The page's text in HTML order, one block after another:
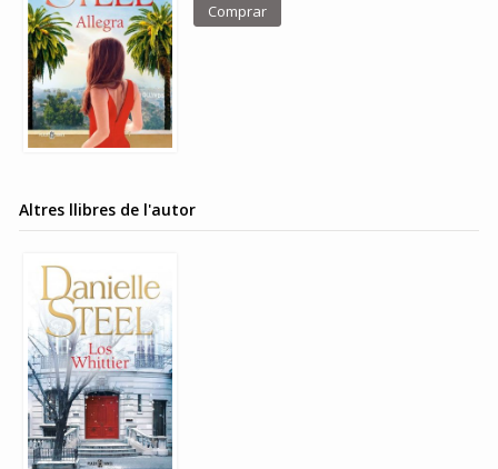
Comprar
Altres llibres de l'autor